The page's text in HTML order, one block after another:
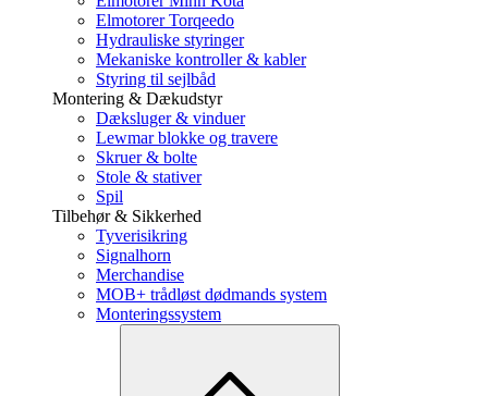
Elmotorer Torqeedo
Hydrauliske styringer
Mekaniske kontroller & kabler
Styring til sejlbåd
Montering & Dækudstyr
Dæksluger & vinduer
Lewmar blokke og travere
Skruer & bolte
Stole & stativer
Spil
Tilbehør & Sikkerhed
Tyverisikring
Signalhorn
Merchandise
MOB+ trådløst dødmands system
Monteringssystem